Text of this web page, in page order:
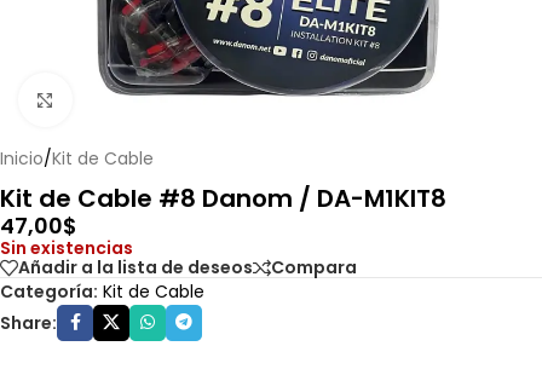
Haga clic para ampliar
Inicio/Kit de Cable
Kit de Cable #8 Danom / DA-M1KIT8
47,00$
Sin existencias
Añadir a la lista de deseos
Compara
Categoría: Kit de Cable
Share: